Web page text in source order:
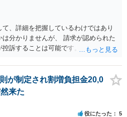
、詳細を把握しているわけではあり
分かりませんが、 請求が認められた
訴することは可能です。 控訴が認め
がないとなれば、判決で請求が認めら
ん。
が制定され割増負担金20,0
来た
役にたった 5